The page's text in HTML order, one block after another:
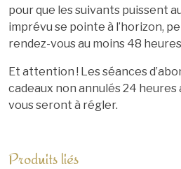
pour que les suivants puissent
imprévu se pointe à l’horizon,
rendez-vous au moins 48 heures
Et attention ! Les séances
cadeaux non annulés 24
vous seront à régler.
Produits liés